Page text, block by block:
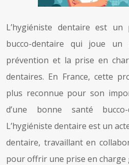
L’hygiéniste dentaire est
bucco-dentaire qui joue
prévention et la prise en
dentaires. En France, cette
plus reconnue pour son
d’une bonne santé
L’hygiéniste dentaire est un
dentaire, travaillant en
pour offrir une prise en charge